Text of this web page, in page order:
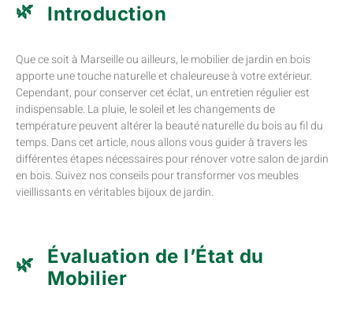
Introduction
Que ce soit à Marseille ou ailleurs, le mobilier de jardin en bois
apporte une touche naturelle et chaleureuse à votre extérieur.
Cependant, pour conserver cet éclat, un entretien régulier est
indispensable. La pluie, le soleil et les changements de
température peuvent altérer la beauté naturelle du bois au fil du
temps. Dans cet article, nous allons vous guider à travers les
différentes étapes nécessaires pour rénover votre salon de jardin
en bois. Suivez nos conseils pour transformer vos meubles
vieillissants en véritables bijoux de jardin.
Évaluation de l’État du
Mobilier